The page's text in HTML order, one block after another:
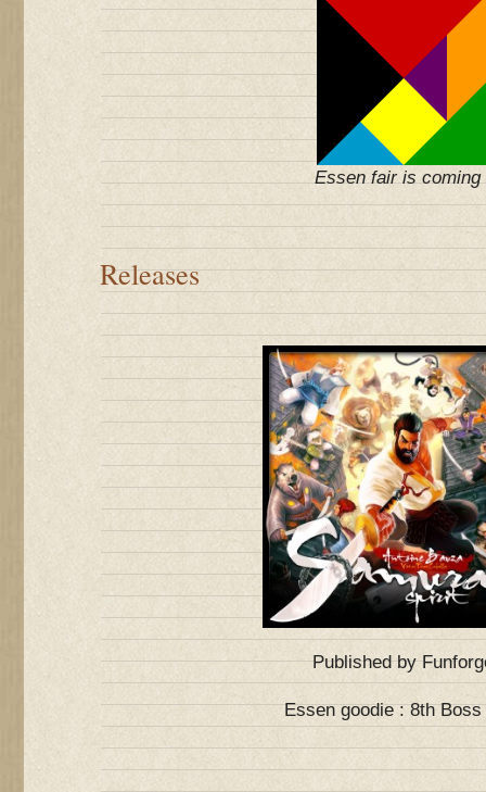
Essen fair is coming
Releases
Published by
Essen goodie : 8th